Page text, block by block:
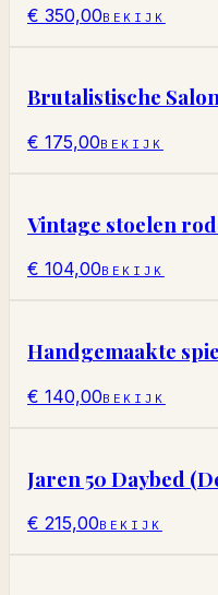
€ 350,00BEKIJK
Brutalistische
€ 175,00BEKIJK
Vintage stoelen
€ 104,00BEKIJK
Handgemaakte
€ 140,00BEKIJK
Jaren 50 Daybed
€ 215,00BEKIJK